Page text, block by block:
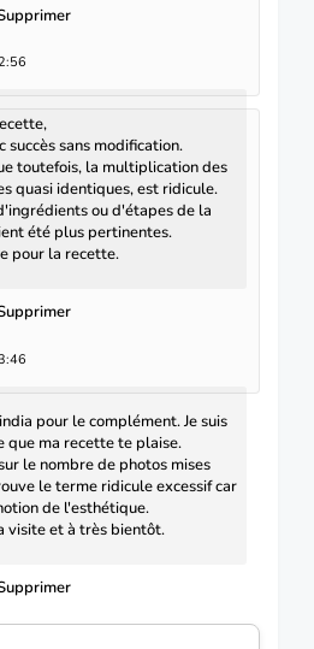
succès sans modification.
toutefois, la multiplication des
quasi identiques, est ridicule.
ou d'étapes de la
été plus pertinentes.
pour la recette.
pour le complément. Je suis
que ma recette te plaise.
le nombre de photos mises
le terme ridicule excessif car
de l'esthétique.
visite et à très bientôt.